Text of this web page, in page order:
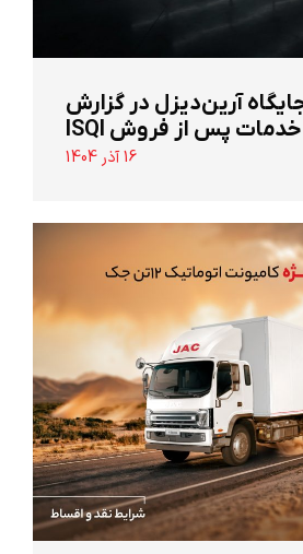
جایگاه آرین‌دیزل در گزارش
خدمات پس از فروش ISQI
16 آذر 1404